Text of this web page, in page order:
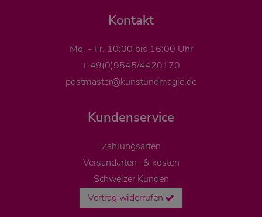
Kontakt
Mo. - Fr. 10:00 bis 16:00 Uhr
+ 49(0)9545/4420170
postmaster@kunstundmagie.de
Kundenservice
Zahlungsarten
Versandarten- & kosten
Schweizer Kunden
Vertrag widerrufen